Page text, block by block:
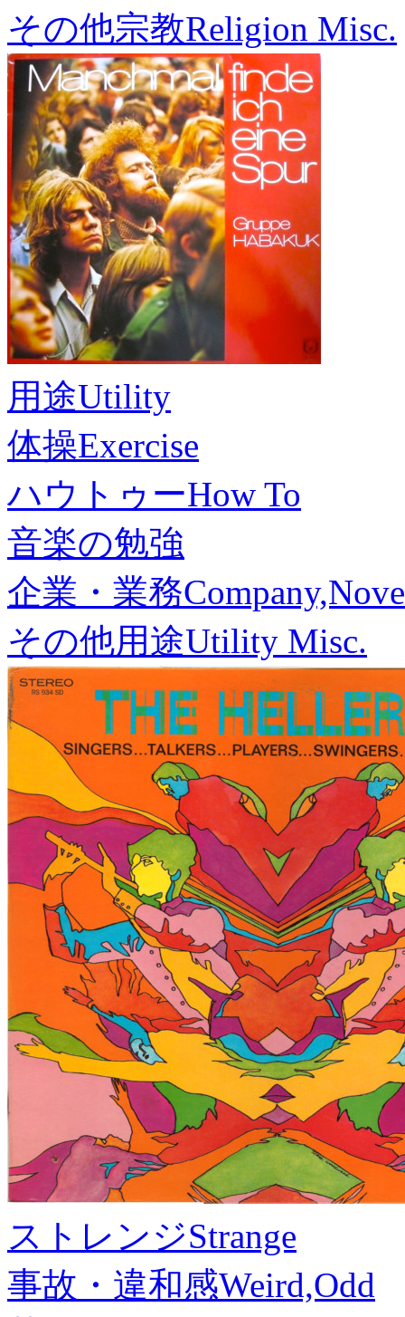
その他宗教Religion Misc.
用途Utility
体操Exercise
ハウトゥーHow To
音楽の勉強
企業・業務
その他用途Utility Misc.
ストレンジStrange
事故・違和感Weird,Odd